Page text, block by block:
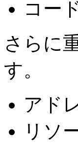
コー
さらに
す。
アド
リソ